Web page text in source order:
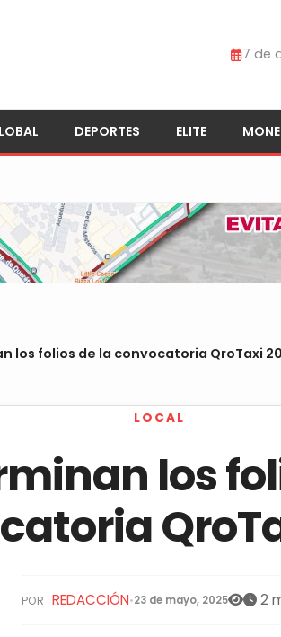
7 de
DEPORTES ELITE
los folios de la convocatoria QroTaxi
LOCAL
los
POR REDACCIÓN•23 de mayo, 2025 2